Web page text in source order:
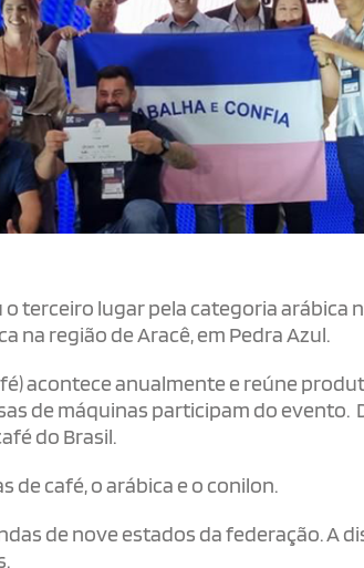
terceiro lugar pela categoria arábica
na região de Aracê, em Pedra Azul.
acontece anualmente e reúne
de máquinas participam do evento.
do Brasil.
de café, o arábica e o conilon.
de nove estados da federação. A